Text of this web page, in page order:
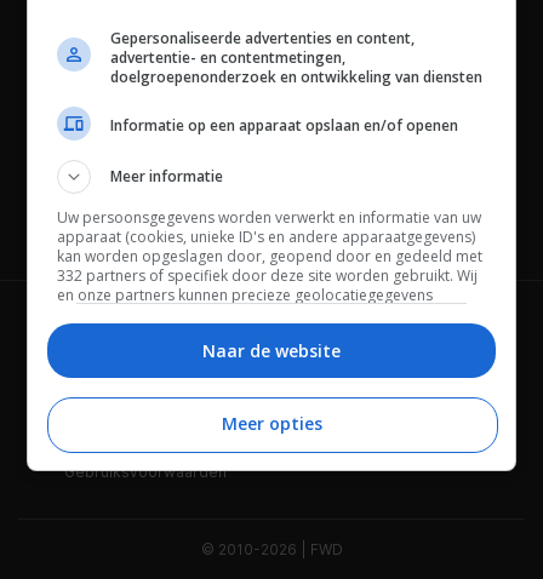
Channels
Wie is FWD Privacybeleid
Adverteren Contact
Gebruiksvoorwaarden
© 2010-2026 | FWD
Gepersonaliseerde advertenties en content,
advertentie- en contentmetingen,
doelgroepenonderzoek en ontwikkeling van diensten
Informatie op een apparaat opslaan en/of openen
Meer informatie
Uw persoonsgegevens worden verwerkt en informatie van uw
apparaat (cookies, unieke ID's en andere apparaatgegevens)
kan worden opgeslagen door, geopend door en gedeeld met
332 partners of specifiek door deze site worden gebruikt. Wij
en onze partners kunnen precieze geolocatiegegevens
Bepaalde leveranciers kunnen uw persoonsgegevens
beheren. Zoek onderaan deze pagina of in het sitemenu naar
een link om uw toestemming te beheren of in te trekken via de
privacy- en cookie-instellingen.
Naar de website
Meer opties